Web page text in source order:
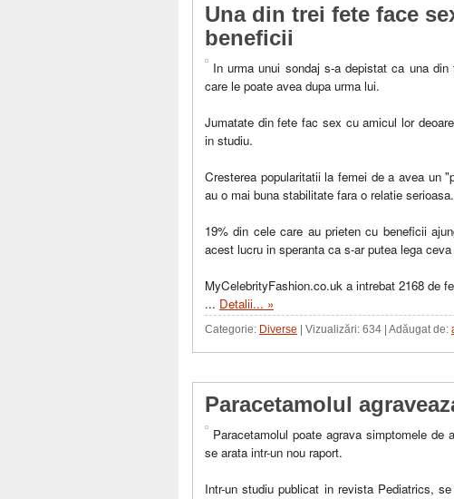
Una din trei fete face
beneficii
In urma unui sondaj s-a depistat ca una
care le poate avea dupa urma lui.
Jumatate din fete fac sex cu amicul lor
in studiu.
Cresterea popularitatii la femei de a avea un
au o mai buna stabilitate fara o relatie serioasa.
19% din cele care au prieten cu beneficii
acest lucru in speranta ca s-ar putea lega
MyCelebrityFashion.co.uk a intrebat 2168 de
... Detalii... »
Categorie: Diverse | Vizualizări: 634 | Adăugat de:
Paracetamolul
Paracetamolul poate agrava simptomele
se arata intr-un nou raport.
Intr-un studiu publicat in revista Pediatrics,